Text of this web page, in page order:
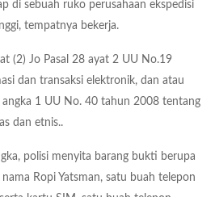
di sebuah ruko perusahaan ekspedisi
tempatnya bekerja.
(2) Jo Pasal 28 ayat 2 UU No.19
dan transaksi elektronik, dan atau
angka 1 UU No. 40 tahun 2008 tentang
dan etnis..
polisi menyita barang bukti berupa
Ropi Yatsman, satu buah telepon